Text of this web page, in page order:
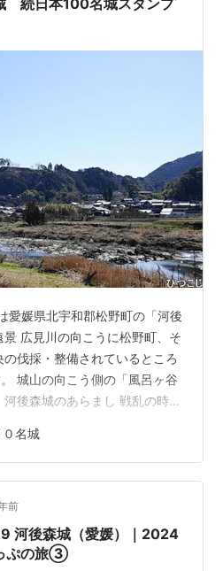
続日本100名城スタンプ
愛媛県北宇和郡松野町の「河後
広見川の向こうに松野町、そ
伐採・整備されているところ
城山の向こう側の「風呂ヶ谷
後森城のあらまし 戦乱の時
の規模は愛媛県内最大級。広
の川に囲まれた独立丘陵上に
以上。本郭（ほんかく）を中
地）が馬蹄のようなＵ字型に
上に築かれた江戸時代以降の城
づ…
名城
前
河後森城（愛媛）｜2024
ぷの旅③